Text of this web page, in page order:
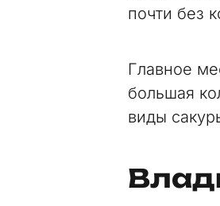
почти без
Главное
большая
виды